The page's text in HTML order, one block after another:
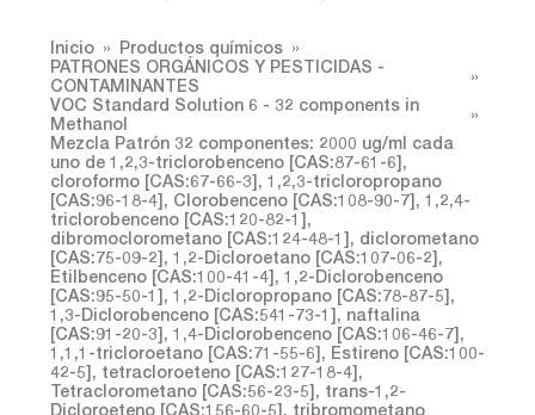
Inicio
Productos químicos
PATRONES ORGÁNICOS Y PESTICIDAS -
CONTAMINANTES
VOC Standard Solution 6 - 32 components in
Methanol
Mezcla Patrón 32 componentes: 2000 ug/ml cada
uno de 1,2,3-triclorobenceno [CAS:87-61-6],
cloroformo [CAS:67-66-3], 1,2,3-tricloropropano
[CAS:96-18-4], Clorobenceno [CAS:108-90-7], 1,2,4-
triclorobenceno [CAS:120-82-1],
dibromoclorometano [CAS:124-48-1], diclorometano
[CAS:75-09-2], 1,2-Dicloroetano [CAS:107-06-2],
Etilbenceno [CAS:100-41-4], 1,2-Diclorobenceno
[CAS:95-50-1], 1,2-Dicloropropano [CAS:78-87-5],
1,3-Diclorobenceno [CAS:541-73-1], naftalina
[CAS:91-20-3], 1,4-Diclorobenceno [CAS:106-46-7],
1,1,1-tricloroetano [CAS:71-55-6], Estireno [CAS:100-
42-5], tetracloroeteno [CAS:127-18-4],
Tetraclorometano [CAS:56-23-5], trans-1,2-
Dicloroeteno [CAS:156-60-5], tribromometano